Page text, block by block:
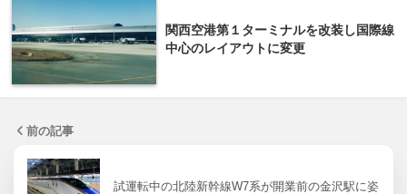
関西空港第１ターミナルを改装し国際線
中心のレイアウトに変更
前の記事
試運転中の北陸新幹線W7系が開業前の金沢駅に姿